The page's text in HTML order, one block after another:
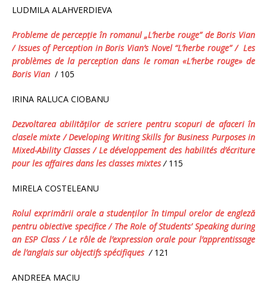
LUDMILA ALAHVERDIEVA
Probleme de percepţie în romanul „L’herbe rouge” de Boris Vian
/Issues of Perception in Boris Vian’s Novel “L’herbe rouge”/ Les
problèmes de la perception dans le roman «L’herbe rouge» de
Boris Vian / 105
IRINA RALUCA CIOBANU
Dezvoltarea abilităţilor de scriere pentru scopuri de afaceri în
clasele mixte / Developing Writing Skills for Business Purposes in
Mixed-Ability Classes / Le développement des habilités d’écriture
pour les affaires dans les classes mixtes/ 115
MIRELA COSTELEANU
Rolul exprimării orale a studenţilor în timpul orelor de engleză
pentru obiective specifice/ The Role of Students’ Speaking during
an ESP Class/Le rôle de l’expression orale pour l’apprentissage
de l’anglais sur objectifs spécifiques /121
ANDREEA MACIU